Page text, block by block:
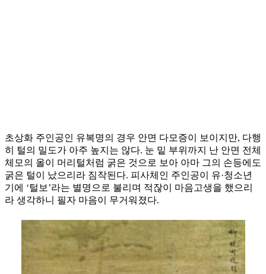
초상화 주인공인 유복명의 경우 안면 다모증이 보이지만, 다행
히 털의 밀도가 아주 높지는 않다. 눈 밑 부위까지 난 안면 전체
체모의 올이 머리털처럼 굵은 것으로 보아 아마 그의 손등에도
굵은 털이 났으리라 짐작된다. 피사체인 주인공이 유·청소년
기에 ‘털보’라는 별명으로 불리며 적잖이 마음고생을 했으리
라 생각하니 필자 마음이 무거워졌다.